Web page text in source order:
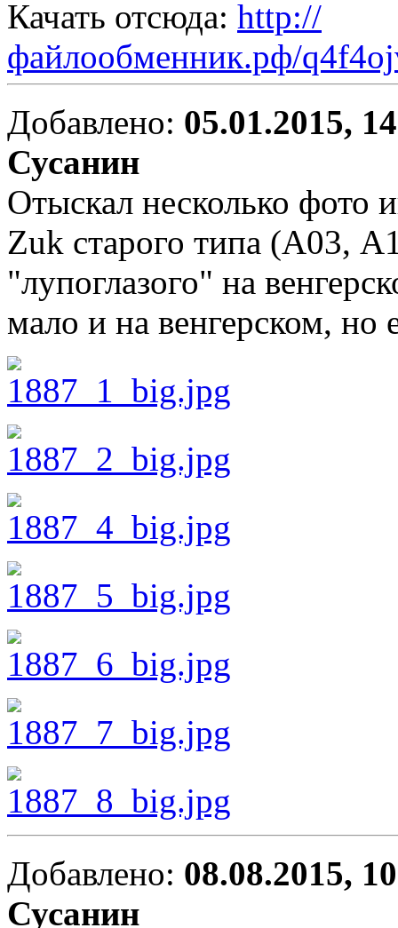
Качать отсюда: http://
файлообменник.рф/
Добавлено: 05.01.2015,
Сусанин
Отыскал несколько фото
Zuk старого типа (А03,
"лупоглазого" на
мало и на венгерском, но
Добавлено: 08.08.2015,
Сусанин